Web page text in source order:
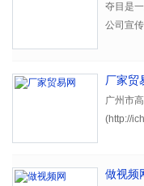
夺目是
公司宣
厂家贸
广州市
(http://
的重要
做视频